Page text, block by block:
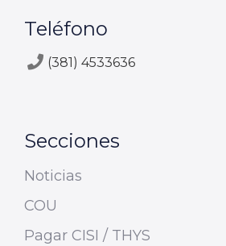
Teléfono
(381) 4533636
Secciones
Noticias
COU
Pagar CISI / THYS